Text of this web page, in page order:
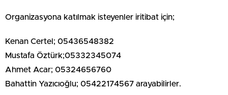
Organizasyona katılmak isteyenler iritibat için;
Kenan Certel; 05436548382
Mustafa Öztürk;05332345074
Ahmet Acar; 05324656760
Bahattin Yazıcıoğlu; 05422174567 arayabilirler.